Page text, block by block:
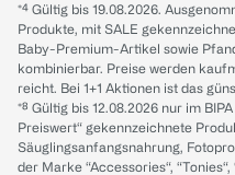
*⁴ Gültig bis 19.08.2026.
Produkte, mit SALE
Baby-Premium-Artikel sowie
kombinierbar. Preise werden
reicht. Bei 1+1 Aktionen ist das
*⁸ Gültig bis 12.08.2026 nur im
Preiswert“ gekennzeichnete
Säuglingsanfangsnahrung,
der Marke “Accessories“,